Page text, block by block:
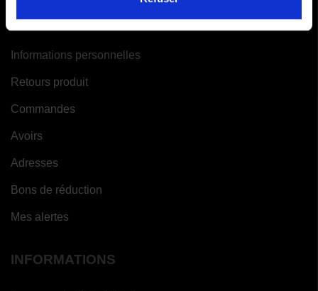
VOTRE COMPTE
Informations personnelles
Retours produit
Commandes
Avoirs
Adresses
Bons de réduction
Mes alertes
INFORMATIONS